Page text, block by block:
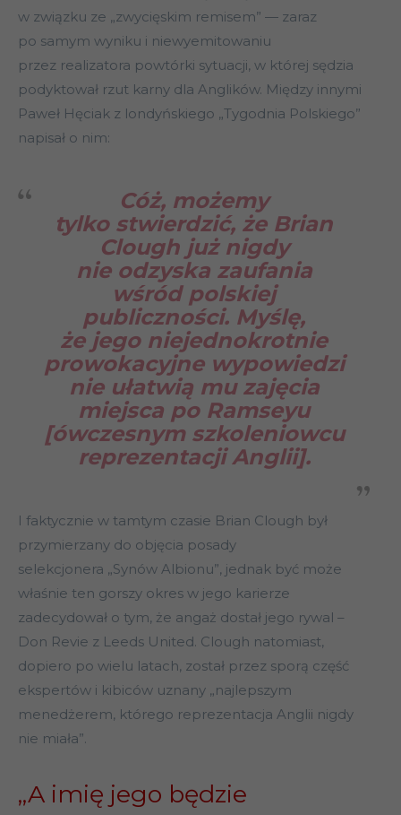
w związku ze „zwycięskim remisem” — zaraz
po samym wyniku i niewyemitowaniu
przez realizatora powtórki sytuacji, w której sędzia
podyktował rzut karny dla Anglików. Między innymi
Paweł Hęciak z londyńskiego „Tygodnia Polskiego”
napisał o nim:
Cóż, możemy
tylko stwierdzić, że Brian
Clough już nigdy
nie odzyska zaufania
wśród polskiej
publiczności. Myślę,
że jego niejednokrotnie
prowokacyjne wypowiedzi
nie ułatwią mu zajęcia
miejsca po Ramseyu
[ówczesnym szkoleniowcu
reprezentacji Anglii].
I faktycznie w tamtym czasie Brian Clough był
przymierzany do objęcia posady
selekcjonera „Synów Albionu”, jednak być może
właśnie ten gorszy okres w jego karierze
zadecydował o tym, że angaż dostał jego rywal –
Don Revie z Leeds United. Clough natomiast,
dopiero po wielu latach, został przez sporą część
ekspertów i kibiców uznany „najlepszym
menedżerem, którego reprezentacja Anglii nigdy
nie miała”.
„A imię jego będzie